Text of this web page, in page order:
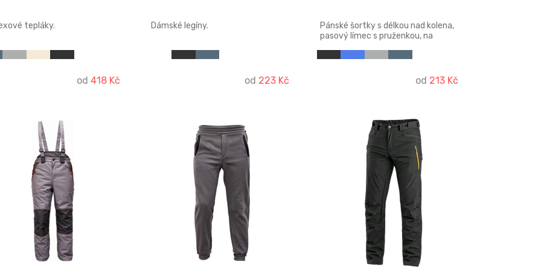
tepláky.
od 418 Kč
Dámské legíny.
od 223 Kč
Pánské šortky s délkou nad kolena,
pasový límec s pruženkou, na
od 213 Kč